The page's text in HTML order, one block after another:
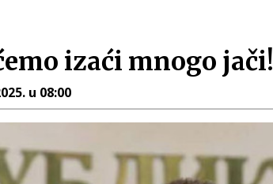
izaći mnogo jači!
u 08:00